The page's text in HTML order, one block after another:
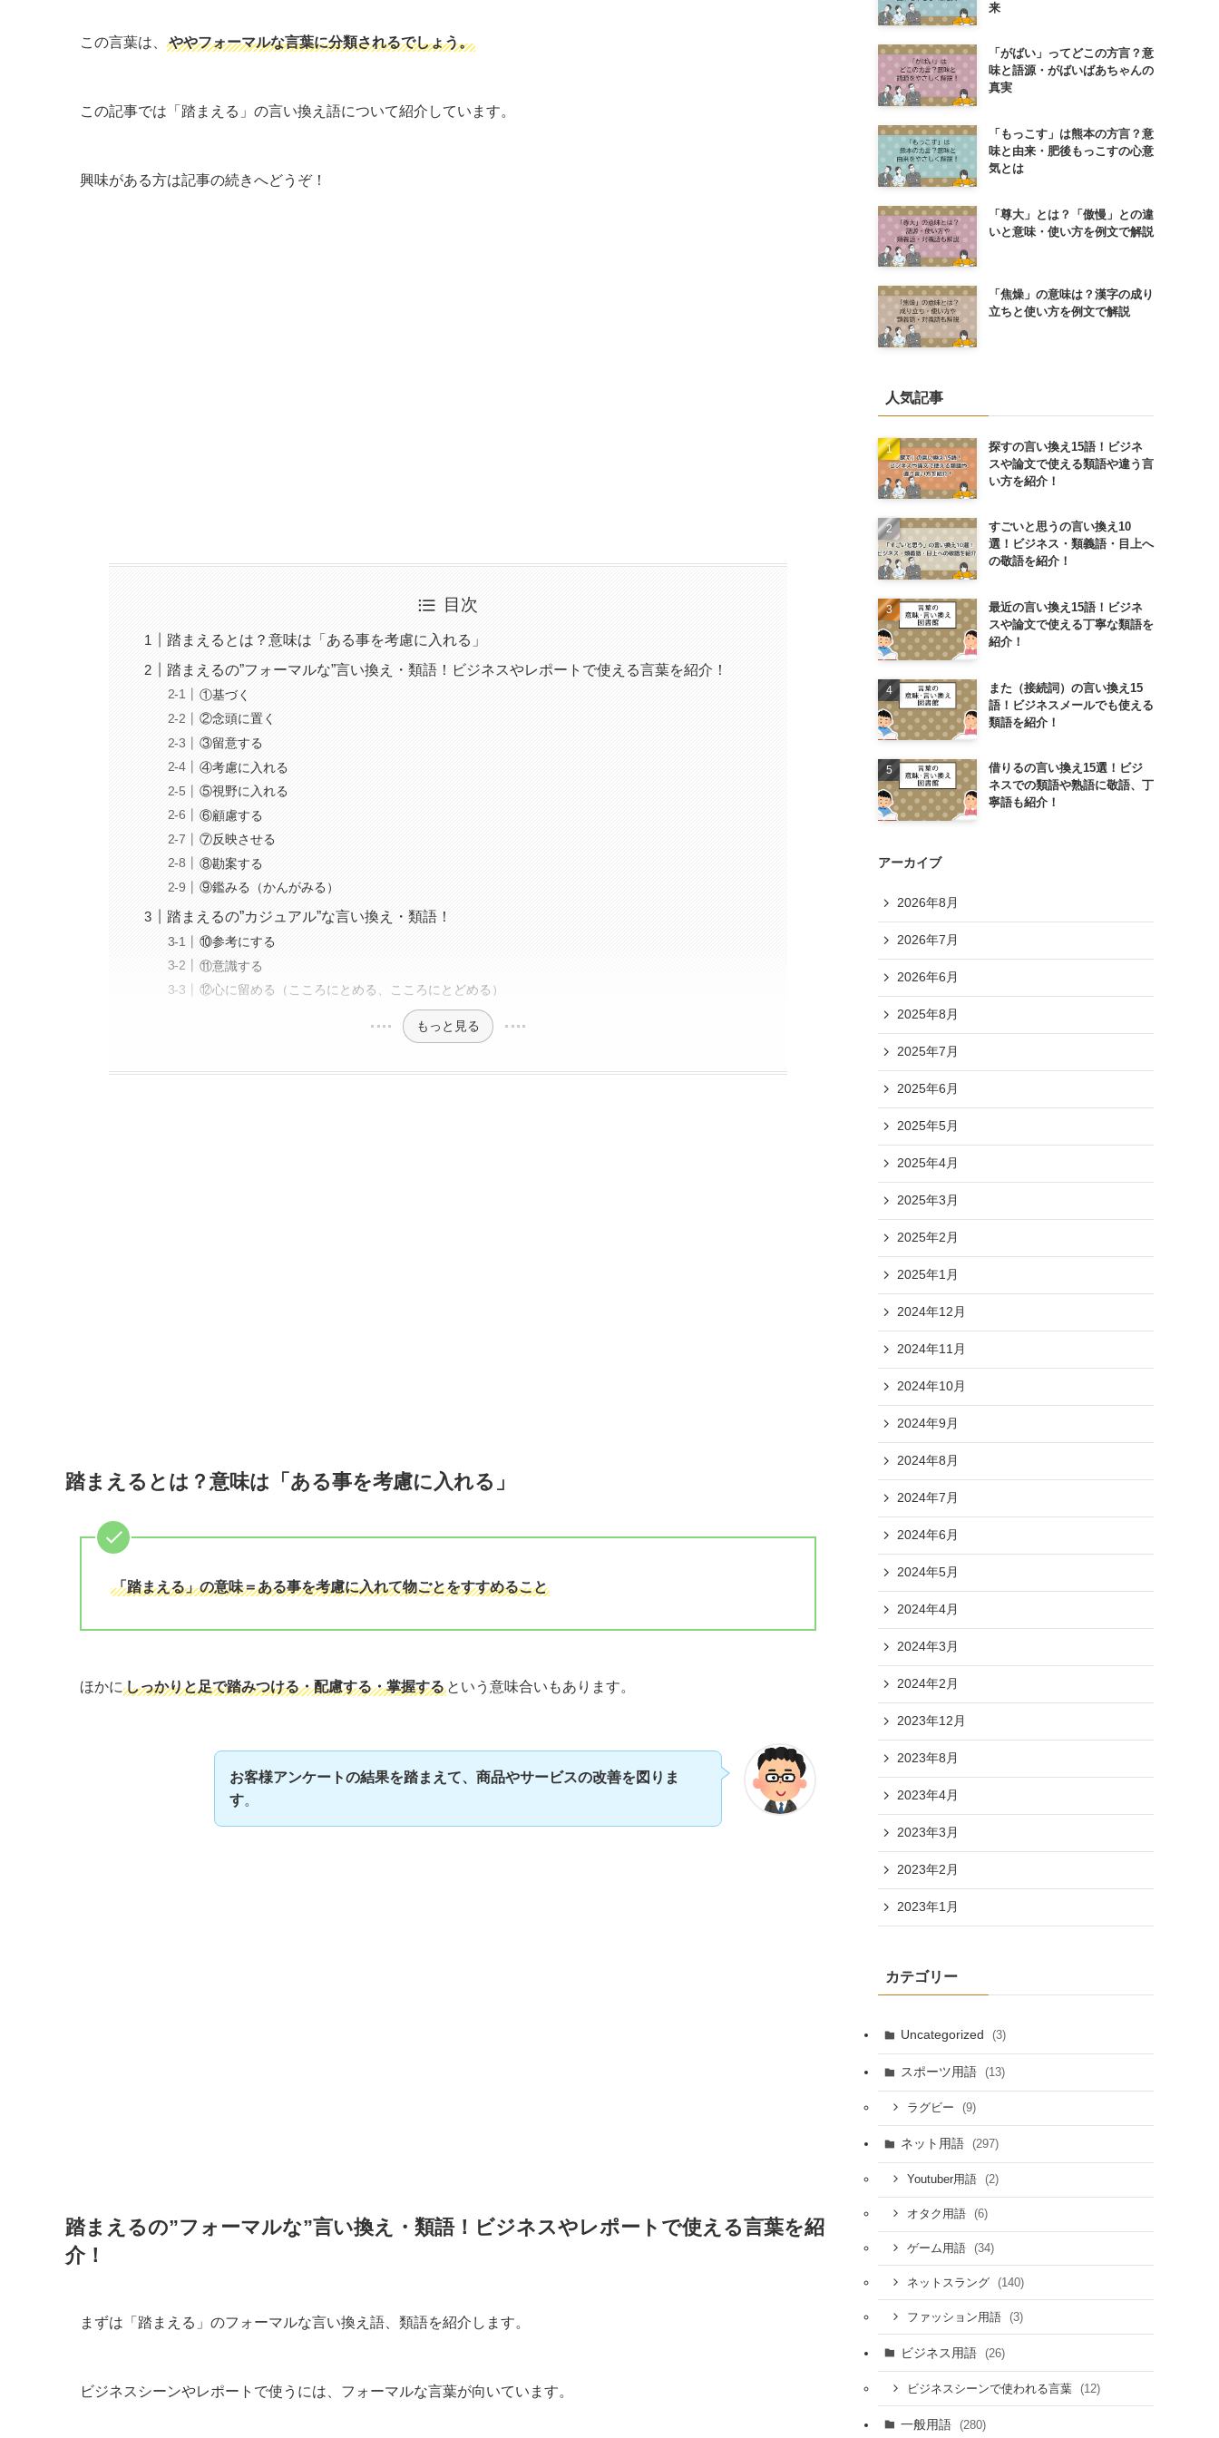
この言葉は、 ややフォーマルな言葉に分類されるでしょう。
この記事では「踏まえる」の言い換え語について紹介しています。
興味がある方は記事の続きへどうぞ！
目次
踏まえるとは？意味は「ある事を考慮に入れる」
踏まえるの”フォーマルな”言い換え・類語！ビジネスやレポートで使える言葉を紹介！
①基づく
②念頭に置く
③留意する
④考慮に入れる
⑤視野に入れる
⑥顧慮する
⑦反映させる
⑧勘案する
⑨鑑みる（かんがみる）
踏まえるの”カジュアル”な言い換え・類語！
⑩参考にする
⑪意識する
⑫心に留める（こころにとめる、こころにとどめる）
もっと見る
踏まえるとは？意味は「ある事を考慮に入れる」
「踏まえる」の意味＝ある事を考慮に入れて物ごとをすすめること
ほかに しっかりと足で踏みつける・配慮する・掌握する という意味合いもあります。
お客様アンケートの結果を踏まえて、商品やサービスの改善を図りま
す。
踏まえるの”フォーマルな”言い換え・類語！ビジネスやレポートで使える言葉を紹
介！
まずは「踏まえる」のフォーマルな言い換え語、類語を紹介します。
ビジネスシーンやレポートで使うには、フォーマルな言葉が向いています。
来
「がばい」ってどこの方言？意
味と語源・がばいばあちゃんの
真実
「もっこす」は熊本の方言？意
味と由来・肥後もっこすの心意
気とは
「尊大」とは？「傲慢」との違
いと意味・使い方を例文で解説
「焦燥」の意味は？漢字の成り
立ちと使い方を例文で解説
人気記事
探すの言い換え15語！ビジネ
スや論文で使える類語や違う言
い方を紹介！
すごいと思うの言い換え10
選！ビジネス・類義語・目上へ
の敬語を紹介！
最近の言い換え15語！ビジネ
スや論文で使える丁寧な類語を
紹介！
また（接続詞）の言い換え15
語！ビジネスメールでも使える
類語を紹介！
借りるの言い換え15選！ビジ
ネスでの類語や熟語に敬語、丁
寧語も紹介！
アーカイブ
2026年8月
2026年7月
2026年6月
2025年8月
2025年7月
2025年6月
2025年5月
2025年4月
2025年3月
2025年2月
2025年1月
2024年12月
2024年11月
2024年10月
2024年9月
2024年8月
2024年7月
2024年6月
2024年5月
2024年4月
2024年3月
2024年2月
2023年12月
2023年8月
2023年4月
2023年3月
2023年2月
2023年1月
カテゴリー
Uncategorized (3)
スポーツ用語 (13)
ラグビー (9)
ネット用語 (297)
Youtuber用語 (2)
オタク用語 (6)
ゲーム用語 (34)
ネットスラング (140)
ファッション用語 (3)
ビジネス用語 (26)
ビジネスシーンで使われる言葉 (12)
一般用語 (280)